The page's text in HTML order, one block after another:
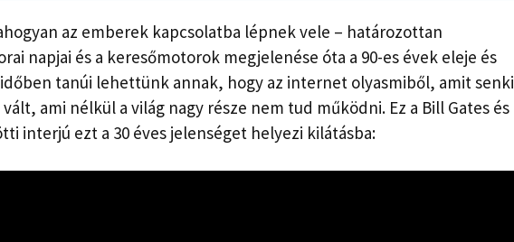
az emberek kapcsolatba lépnek vele – határozottan
napjai és a keresőmotorok megjelenése óta a 90-es évek eleje és
tanúi lehettünk annak, hogy az internet olyasmiből, amit senki
ami nélkül a világ nagy része nem tud működni. Ez a Bill Gates és
interjú ezt a 30 éves jelenséget helyezi kilátásba: